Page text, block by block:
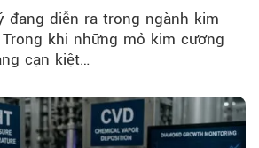
đang diễn ra trong ngành kim
khi những mỏ kim cương
cạn kiệt…